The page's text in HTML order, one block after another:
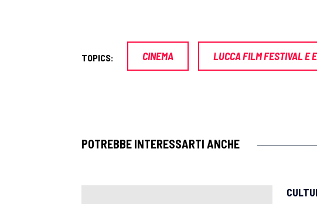
TOPICS: CINEMA LUCCA FILM FESTIVAL E
POTREBBE INTERESSARTI ANCHE